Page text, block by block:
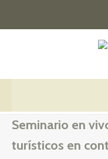
Seminario en
turísticos en